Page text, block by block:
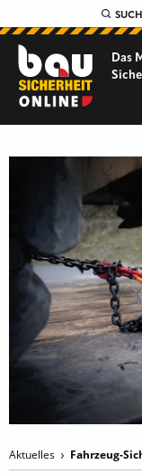
Das
Aktuelles Fahrzeug-